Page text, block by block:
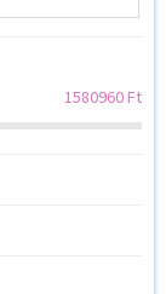
1580960Ft